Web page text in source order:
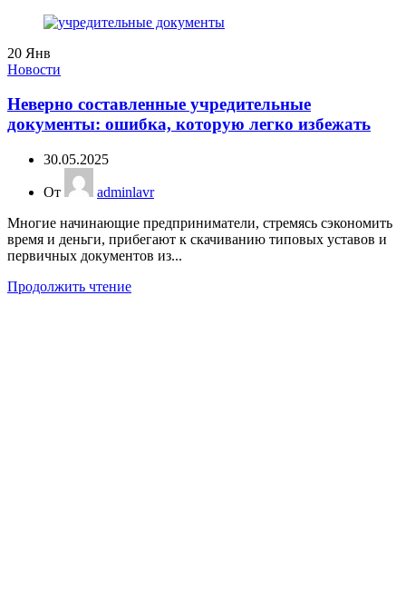
20 Янв
Новости
Неверно составленные учредительные
документы: ошибка, которую легко избежать
30.05.2025
От
adminlavr
Многие начинающие предприниматели, стремясь сэкономить
время и деньги, прибегают к скачиванию типовых уставов и
первичных документов из...
Продолжить чтение